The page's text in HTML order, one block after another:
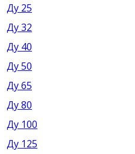
Ду 25
Ду 32
Ду 40
Ду 50
Ду 65
Ду 80
Ду 100
Ду 125